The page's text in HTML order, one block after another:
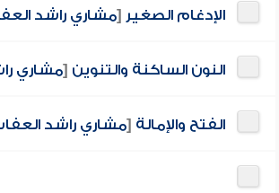
الإدغام الصغير [مشاري راشد
النون الساكنة والتنوين [مشاري
الفتح والإمالة [مشاري راشد